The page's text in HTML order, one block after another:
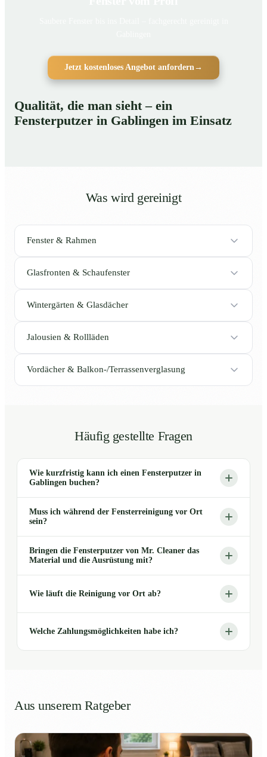
Jetzt kostenloses Angebot anfordern →
Qualität, die man sieht – ein
Fensterputzer in Gablingen im Einsatz
Was wird gereinigt
Fenster & Rahmen
Glasfronten & Schaufenster
Wintergärten & Glasdächer
Jalousien & Rollläden
Vordächer & Balkon-/Terrassenverglasung
Häufig gestellte Fragen
Wie kurzfristig kann ich einen Fensterputzer in
Gablingen buchen?
Muss ich während der Fensterreinigung vor Ort
sein?
Bringen die Fensterputzer von Mr. Cleaner das
Material und die Ausrüstung mit?
Wie läuft die Reinigung vor Ort ab?
Welche Zahlungsmöglichkeiten habe ich?
Aus unserem Ratgeber